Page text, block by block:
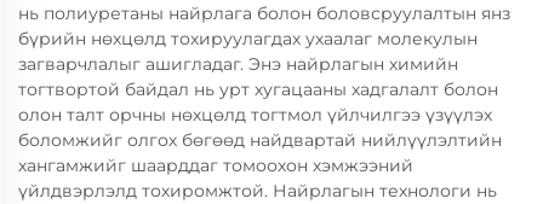
нь полиуретаны найрлага болон боловсруулалтын янз
бүрийн нөхцөлд тохируулагдах ухаалаг молекулын
загварчлалыг ашигладаг. Энэ найрлагын химийн
тогтвортой байдал нь урт хугацааны хадгалалт болон
олон талт орчны нөхцөлд тогтмол үйлчилгээ үзүүлэх
боломжийг олгох бөгөөд найдвартай нийлүүлэлтийн
хангамжийг шаарддаг томоохон хэмжээний
үйлдвэрлэлд тохиромжтой. Найрлагын технологи нь